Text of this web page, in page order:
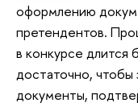
оформлению
претендентов.
в конкурсе
достаточно, чтобы
документы,